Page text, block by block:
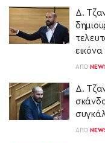
Δ.
ΑΠΌ
Δ.
ΑΠΌ